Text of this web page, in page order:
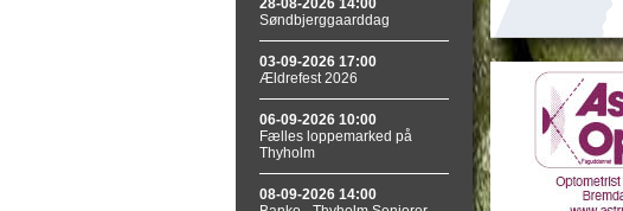
28-08-2026 14:00
Søndbjerggaarddag
03-09-2026 17:00
Ældrefest 2026
06-09-2026 10:00
Fælles loppemarked på
Thyholm
08-09-2026 14:00